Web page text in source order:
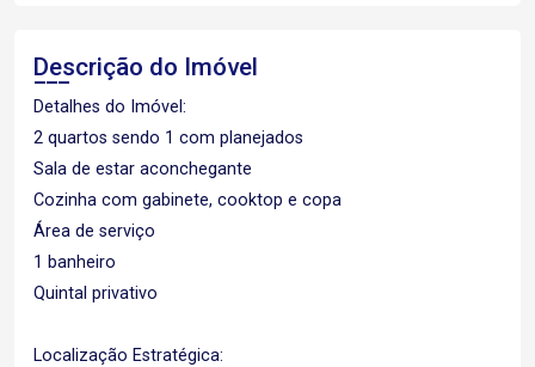
Descrição do Imóvel
Detalhes do Imóvel:
2 quartos sendo 1 com planejados
Sala de estar aconchegante
Cozinha com gabinete, cooktop e copa
Área de serviço
1 banheiro
Quintal privativo
Localização Estratégica: